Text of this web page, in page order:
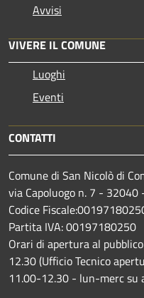
Avvisi
VIVERE IL COMUNE
Luoghi
Eventi
CONTATTI
Comune di San Nicolò di
via Capoluogo n. 7 - 32040
Codice
Partita IVA: 00197180250
Orari di apertura al
12.30 (Ufficio Tecnico
11.00-12.30 - lun-merc su